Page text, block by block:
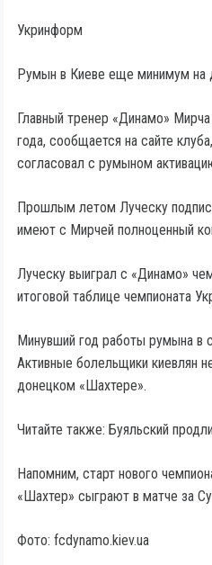
Укринформ
Румын в Киеве еще минимум на
Главный тренер «Динамо»
года, сообщается на сайте
согласовал с румыном
Прошлым летом Луческу
имеют с Мирчей полноценный
Луческу выиграл с «Динамо»
итоговой таблице чемпионата
Минувший год работы румына в
Активные болельщики киевлян
донецком «Шахтере».
Читайте также: Буяльский
Напомним, старт нового
«Шахтер» сыграют в матче за
Фото: fcdynamo.kiev.ua